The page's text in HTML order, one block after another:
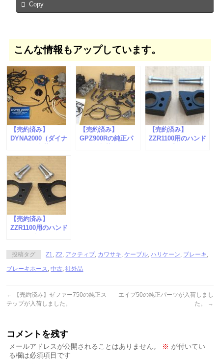
Copy
こんな情報もアップしています。
【売約済み】
DYNA2000（ダイナ
た。
【売約済み】
GPZ900Rの純正パ
【売約済み】
ZZR1100用のハンド
【売約済み】
ZZR1100用のハンド
投稿タグ Z1,Z2, アクティブ, カワサキ,ケーブル,ハリケーン, ブレーキ,
ブレーキホース,中古,社外品
←
【売約済み】ゼファー750の純正ス
テップが入荷しました。
エイプ50の純正パーツが入荷しまし
た。
→
コメントを残す
メールアドレスが公開されることはありません。 ※ が付いてい
る欄は必須項目です